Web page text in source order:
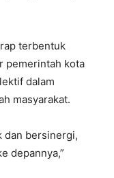
terbentuk
pemerintah kota
dalam
masyarakat.
dan bersinergi,
depannya,”